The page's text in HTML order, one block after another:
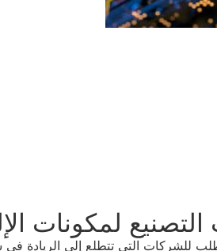
لمكونات
للشركات التي تتطلع إلى الريادة